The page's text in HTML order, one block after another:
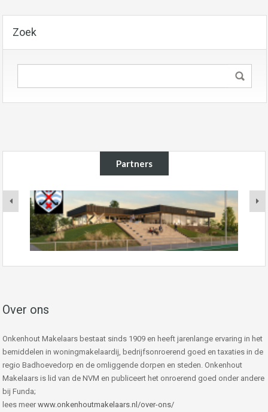
Zoek
Partners
Over ons
Onkenhout Makelaars bestaat sinds 1909 en heeft jarenlange ervaring in het
bemiddelen in woningmakelaardij, bedrijfsonroerend goed en taxaties in de
regio Badhoevedorp en de omliggende dorpen en steden. Onkenhout
Makelaars is lid van de NVM en publiceert het onroerend goed onder andere
bij Funda;
lees meer www.onkenhoutmakelaars.nl/over-ons/